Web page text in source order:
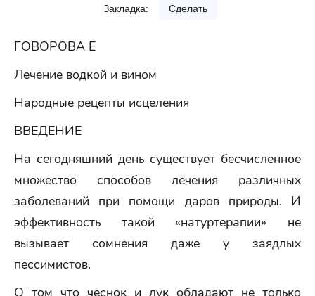
Закладка: Сделать
ГОВОРОВА Е
Лечение водкой и вином
Народные рецепты исцеления
ВВЕДЕНИЕ
На сегодняшний день существует бесчисленное
множество способов лечения различных
заболеваний при помощи даров природы. И
эффективность такой «натуртерапии» не
вызывает сомнения даже у заядлых
пессимистов.
О том что чеснок и лук обладают не только